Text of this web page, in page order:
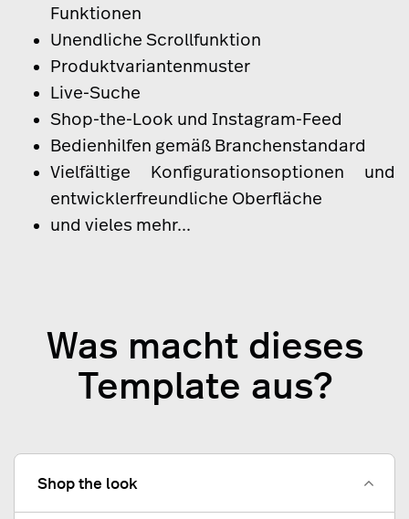
Funktionen
Unendliche Scrollfunktion
Produktvariantenmuster
Live-Suche
Shop-the-Look und Instagram-Feed
Bedienhilfen gemäß Branchenstandard
Vielfältige Konfigurationsoptionen und
entwicklerfreundliche Oberfläche
und vieles mehr...
Was macht dieses
Template aus?
Shop the look